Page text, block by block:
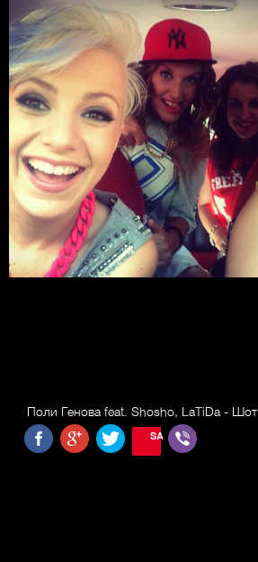
Поли Генова feat. Shosho, LaTiDa - Шот
SAVE